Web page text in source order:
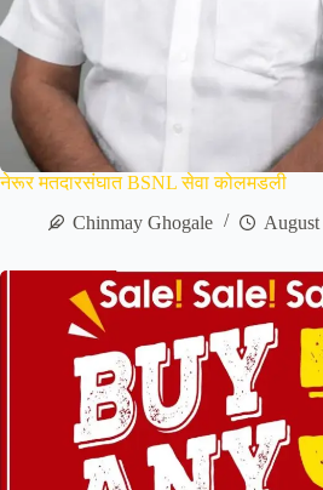
नेरूर मतदारसंघात BSNL सेवा कोलमडली
Chinmay Ghogale